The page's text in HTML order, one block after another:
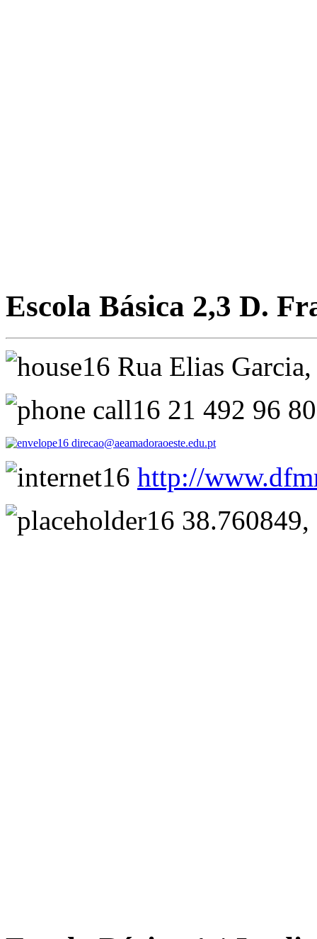
Escola Básica 2,3 D.
Rua Elias
21 492 96
direcao@aeamadoraoeste.edu.pt
http://